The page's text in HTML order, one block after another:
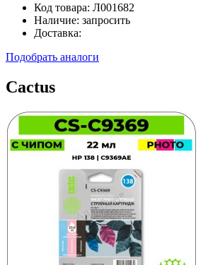
Код товара: Л001682
Наличие: запросить
Доставка:
Подобрать аналоги
Cactus